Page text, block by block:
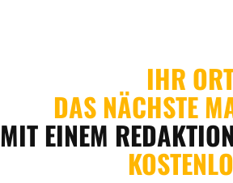
IHR
DAS NÄCHSTE
MIT EINEM